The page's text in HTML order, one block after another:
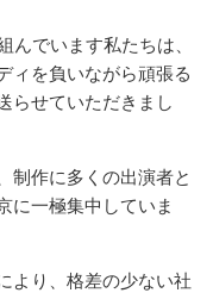
んでいます私たちは、
ィを負いながら頑張る
らせていただきまし
制作に多くの出演者と
に一極集中していま
より、格差の少ない社